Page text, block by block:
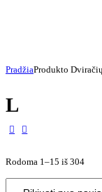
PradžiaProdukto
L
Rodoma 1–15 iš 304